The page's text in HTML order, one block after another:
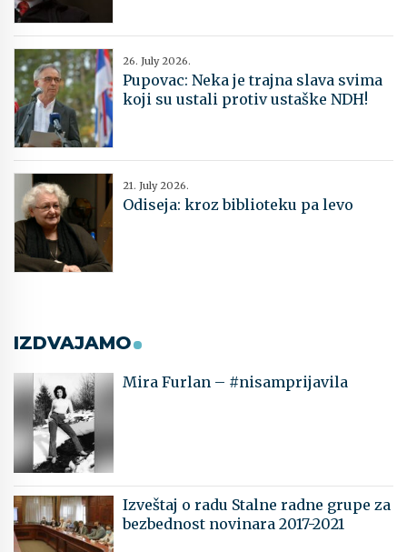
26. July 2026.
Pupovac: Neka je trajna slava svima
koji su ustali protiv ustaške NDH!
21. July 2026.
Odiseja: kroz biblioteku pa levo
IZDVAJAMO
Mira Furlan – #nisamprijavila
Izveštaj o radu Stalne radne grupe za
bezbednost novinara 2017-2021